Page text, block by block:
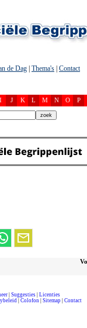
de Dag Thema's Contact
I J K L M N O P
| Suggesties| Licenties
| Colofon| Sitemap| Contact